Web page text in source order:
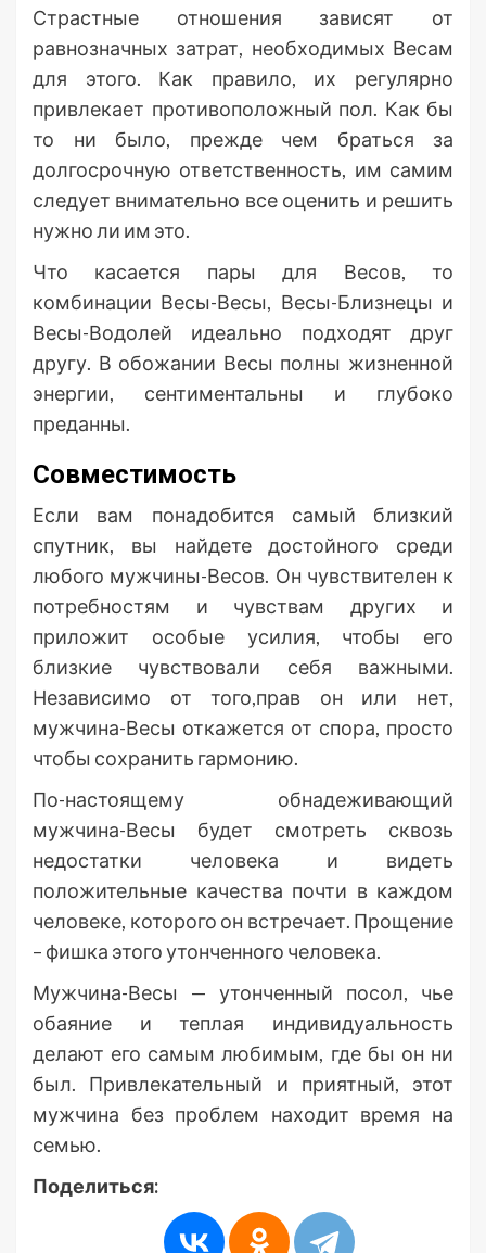
Страстные отношения зависят от
равнозначных затрат, необходимых Весам
для этого. Как правило, их регулярно
привлекает противоположный пол. Как бы
то ни было, прежде чем браться за
долгосрочную ответственность, им самим
следует внимательно все оценить и решить
нужно ли им это.
Что касается пары для Весов, то
комбинации Весы-Весы, Весы-Близнецы и
Весы-Водолей идеально подходят друг
другу. В обожании Весы полны жизненной
энергии, сентиментальны и глубоко
преданны.
Совместимость
Если вам понадобится самый близкий
спутник, вы найдете достойного среди
любого мужчины-Весов. Он чувствителен к
потребностям и чувствам других и
приложит особые усилия, чтобы его
близкие чувствовали себя важными.
Независимо от того,прав он или нет,
мужчина-Весы откажется от спора, просто
чтобы сохранить гармонию.
По-настоящему обнадеживающий
мужчина-Весы будет смотреть сквозь
недостатки человека и видеть
положительные качества почти в каждом
человеке, которого он встречает. Прощение
– фишка этого утонченного человека.
Мужчина-Весы — утонченный посол, чье
обаяние и теплая индивидуальность
делают его самым любимым, где бы он ни
был. Привлекательный и приятный, этот
мужчина без проблем находит время на
семью.
Поделиться: